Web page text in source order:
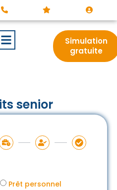
Simulation
gratuite
senior
Prêt personnel